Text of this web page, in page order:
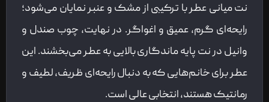
نت میانی عطر با ترکیبی از مشک و عنبر نمایان می‌شود؛
رایحه‌ای گرم، عمیق و اغواگر. در نهایت، چوب صندل و
وانیل در نت پایه ماندگاری بالایی به عطر می‌بخشند. این
عطر برای خانم‌هایی که به دنبال رایحه‌ای ظریف، لطیف و
رمانتیک هستند، انتخابی عالی است.